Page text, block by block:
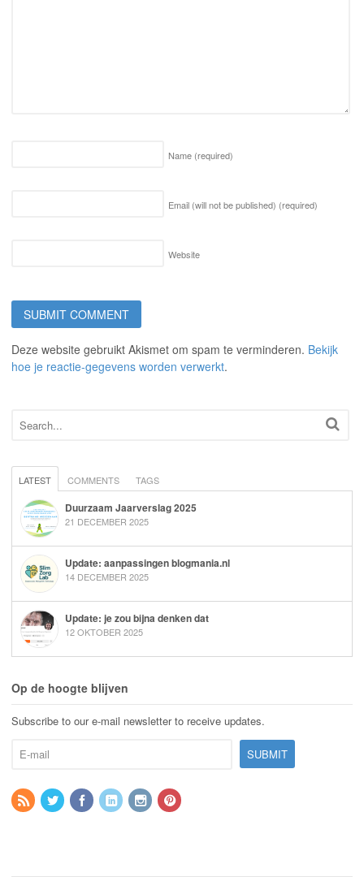
Name (required)
Email (will not be published) (required)
Website
Deze website gebruikt Akismet om spam te verminderen. Bekijk
hoe je reactie-gegevens worden verwerkt.
LATEST COMMENTS TAGS
Duurzaam Jaarverslag 2025
21 DECEMBER 2025
Update: aanpassingen blogmania.nl
14 DECEMBER 2025
Update: je zou bijna denken dat
12 OKTOBER 2025
Op de hoogte blijven
Subscribe to our e-mail newsletter to receive updates.